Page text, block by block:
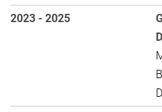
2023 - 2025